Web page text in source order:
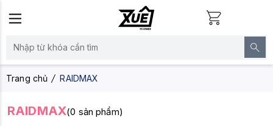
Trang chủ RAIDMAX
RAIDMAX(0 sản phẩm)